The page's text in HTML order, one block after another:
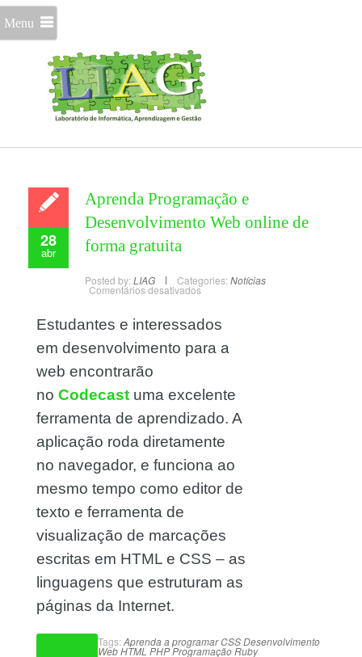
Menu
28
abr
Aprenda Programação e
Desenvolvimento Web online de
forma gratuita
Posted by: LIAG Categories: Notícias
Comentários desativados
Estudantes e interessados
em desenvolvimento para a
web encontrarão
no Codecast uma excelente
ferramenta de aprendizado. A
aplicação roda diretamente
no navegador, e funciona ao
mesmo tempo como editor de
texto e ferramenta de
visualização de marcações
escritas em HTML e CSS – as
linguagens que estruturam as
páginas da Internet.
Tags: Aprenda a programarCSSDesenvolvimento
WebHTML PHPProgramaçãoRuby